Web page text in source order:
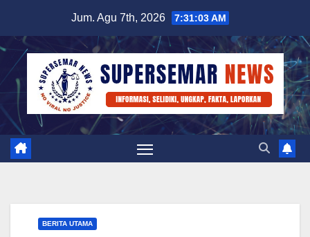
content
Jum. Agu 7th, 2026 7:31:04 AM
BERITA UTAMA